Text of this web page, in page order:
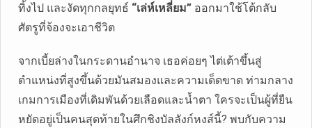
ทิ้งไป และงัดทุกกลยุทธ์ “เล่ห์เหลี่ยม” ออกมาใช้โต้กลับ
ศัตรูที่จ้องจะเอาชีวิต
จากเบี้ยล่างในกระดานอำนาจ เธอค่อยๆ ไต่เต้าขึ้นสู่
ตำแหน่งที่สูงขึ้นด้วยมันสมองและความเด็ดขาด ท่ามกลาง
เกมการเมืองที่เดิมพันด้วยเลือดและน้ำตา ใครจะเป็นผู้ที่ยืน
หยัดอยู่เป็นคนสุดท้ายในศึกชิงบัลลังก์หงส์นี้? พบกับความ